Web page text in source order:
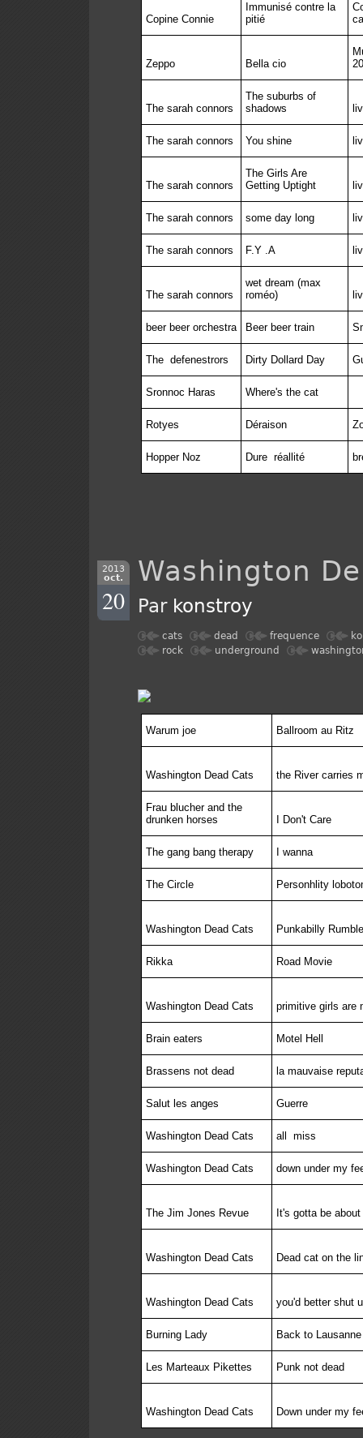
Copine Connie
Immunisé contre la
pitié
Zeppo Bella cio
The sarah connors
The suburbs of
shadows
The sarah connors You shine
The sarah connors
The Girls Are
Getting Uptight
The sarah connors some day long
The sarah connors F.Y .A
The sarah connors
wet dream (max
roméo)
beer beer orchestra Beer beer train
The defenestrors Dirty Dollard Day
Sronnoc Haras Where's the cat
Rotyes Déraison
Hopper Noz Dure réallité
2013
oct.
20
Washington
Par konstroy
cats dead frequence
rock
underground
Warum joe Ballroom au Ritz
Washington Dead Cats the River carries
Frau blucher and the
drunken horses
I Don't Care
The gang bang therapy I wanna
The Circle Personhlity
Washington Dead Cats Punkabilly Rumble
Rikka Road Movie
Washington Dead Cats primitive girls are
Brain eaters Motel Hell
Brassens not dead la mauvaise
Salut les anges Guerre
Washington Dead Cats all miss
Washington Dead Cats down under my
The Jim Jones Revue It's gotta be about
Washington Dead Cats Dead cat on the
Washington Dead Cats you'd better shut
Burning Lady Back to Lausanne
Les Marteaux Pikettes Punk not dead
Washington Dead Cats Down under my